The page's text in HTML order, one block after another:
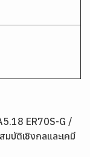
ER70S-G /
บัติเชิงกลและเคมี